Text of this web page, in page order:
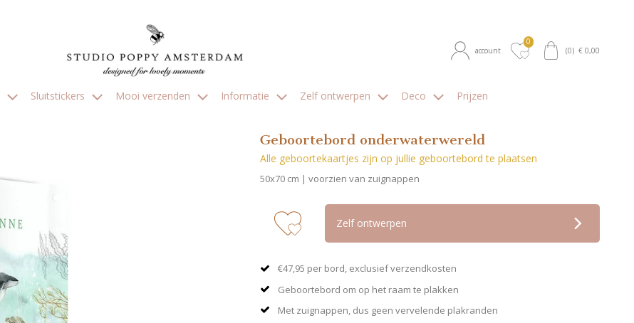
account
0
(0) € 0,00
Sluitstickers Mooi verzenden Informatie Zelf ontwerpen Deco Prijzen
Geboortebord onderwaterwereld
Alle geboortekaartjes zijn op jullie geboortebord te plaatsen
50x70 cm | voorzien van zuignappen
zet op verlanglijstje
Zelf ontwerpen
€47,95 per bord, exclusief verzendkosten
Geboortebord om op het raam te plakken
Met zuignappen, dus geen vervelende plakranden